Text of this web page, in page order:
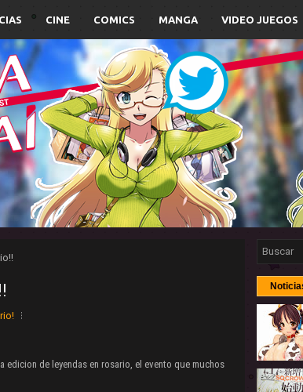
CINE COMICS MANGA VIDEO JUEGOS
edicion de leyendas en rosario, el evento que muchos